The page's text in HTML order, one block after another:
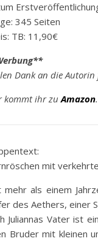
345 Seiten
TB: 11,90€
Dank an die
kommt ihr zuAmazon.
mit
mehr als einem
des Aethers, einer
Juliannas Vater ist
Bruder mit kleinen